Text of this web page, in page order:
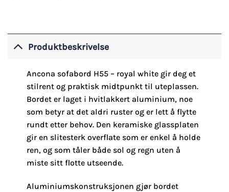
Produktbeskrivelse
Ancona sofabord H55 – royal white gir deg et
stilrent og praktisk midtpunkt til uteplassen.
Bordet er laget i hvitlakkert aluminium, noe
som betyr at det aldri ruster og er lett å flytte
rundt etter behov. Den keramiske glassplaten
gir en slitesterk overflate som er enkel å holde
ren, og som tåler både sol og regn uten å
miste sitt flotte utseende.
Aluminiumskonstruksjonen gjør bordet